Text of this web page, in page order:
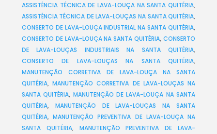
ASSISTÊNCIA TÉCNICA DE LAVA-LOUÇA NA SANTA QUITÉRIA,
ASSISTÊNCIA TÉCNICA DE LAVA-LOUÇAS NA SANTA QUITÉRIA,
CONSERTO DE LAVA-LOUÇA INDUSTRIAL NA SANTA QUITÉRIA,
CONSERTO DE LAVA-LOUÇA NA SANTA QUITÉRIA,CONSERTO
DE LAVA-LOUÇAS INDUSTRIAIS NA SANTA QUITÉRIA,
CONSERTO DE LAVA-LOUÇAS NA SANTA QUITÉRIA,
MANUTENÇÃO CORRETIVA DE LAVA-LOUÇA NA SANTA
QUITÉRIA,MANUTENÇÃO CORRETIVA DE LAVA-LOUÇAS NA
SANTA QUITÉRIA, MANUTENÇÃO DE LAVA-LOUÇA NA SANTA
QUITÉRIA, MANUTENÇÃO DE LAVA-LOUÇAS NA SANTA
QUITÉRIA,MANUTENÇÃO PREVENTIVA DE LAVA-LOUÇA NA
SANTA QUITÉRIA, MANUTENÇÃO PREVENTIVA DE LAVA-